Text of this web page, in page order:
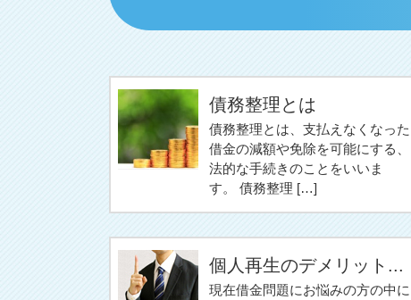
債務整理とは
債務整理とは、支払えなくなった
借金の減額や免除を可能にする、
法的な手続きのことをいいま
す。 債務整理 […]
個人再生のデメリット...
現在借金問題にお悩みの方の中に